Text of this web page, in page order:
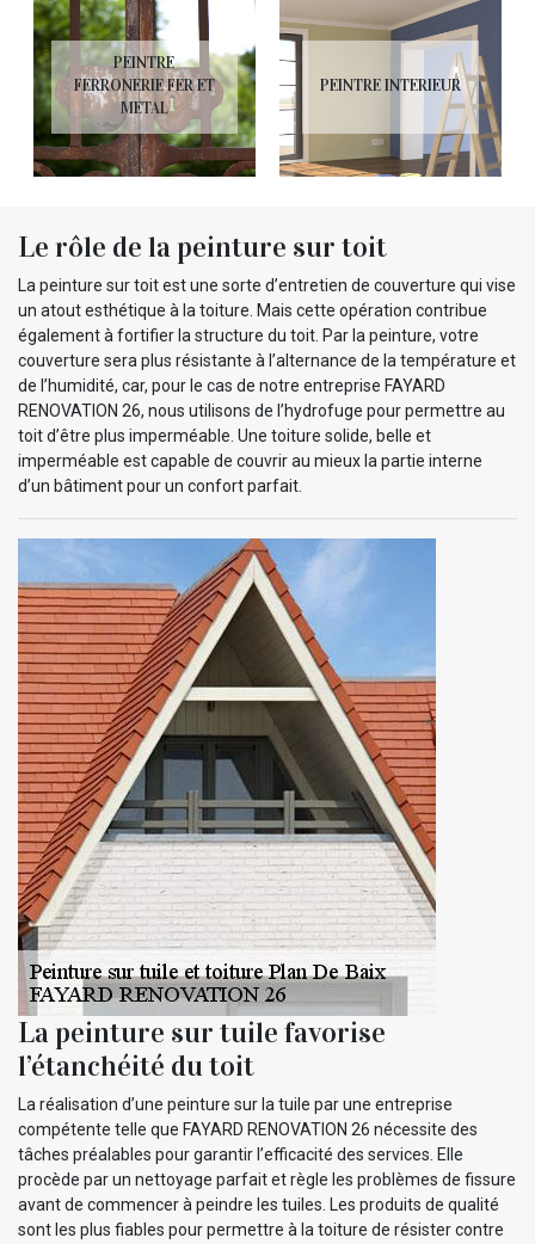
PEINTRE
FERRONERIE FER ET
METAL
PEINTRE INTERIEUR
Le rôle de la peinture sur toit
La peinture sur toit est une sorte d’entretien de couverture qui vise
un atout esthétique à la toiture. Mais cette opération contribue
également à fortifier la structure du toit. Par la peinture, votre
couverture sera plus résistante à l’alternance de la température et
de l’humidité, car, pour le cas de notre entreprise FAYARD
RENOVATION 26, nous utilisons de l’hydrofuge pour permettre au
toit d’être plus imperméable. Une toiture solide, belle et
imperméable est capable de couvrir au mieux la partie interne
d’un bâtiment pour un confort parfait.
La peinture sur tuile favorise
l’étanchéité du toit
La réalisation d’une peinture sur la tuile par une entreprise
compétente telle que FAYARD RENOVATION 26 nécessite des
tâches préalables pour garantir l’efficacité des services. Elle
procède par un nettoyage parfait et règle les problèmes de fissure
avant de commencer à peindre les tuiles. Les produits de qualité
sont les plus fiables pour permettre à la toiture de résister contre